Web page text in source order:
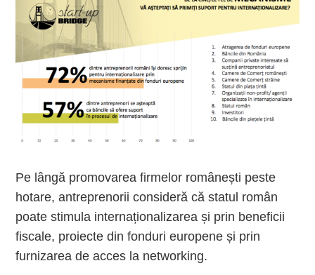
Pe lângă promovarea firmelor românești peste
hotare, antreprenorii consideră că statul român
poate stimula internaționalizarea și prin beneficii
fiscale, proiecte din fonduri europene și prin
furnizarea de acces la networking.